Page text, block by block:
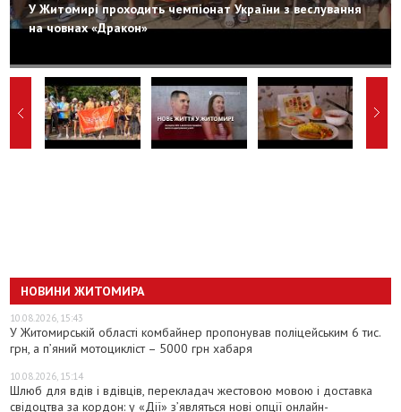
У Житомирі проходить чемпіонат України з веслування
на човнах «Дракон»
НОВИНИ ЖИТОМИРА
10.08.2026, 15:43
У Житомирській області комбайнер пропонував поліцейським 6 тис.
грн, а п’яний мотоцикліст – 5000 грн хабаря
10.08.2026, 15:14
Шлюб для вдів і вдівців, перекладач жестовою мовою і доставка
свідоцтва за кордон: у «Дії» з’являться нові опції онлайн-